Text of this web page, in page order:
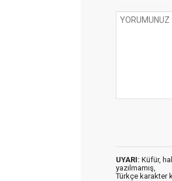
UYARI: Küfür,
yazılmamış,
Türkçe karakter